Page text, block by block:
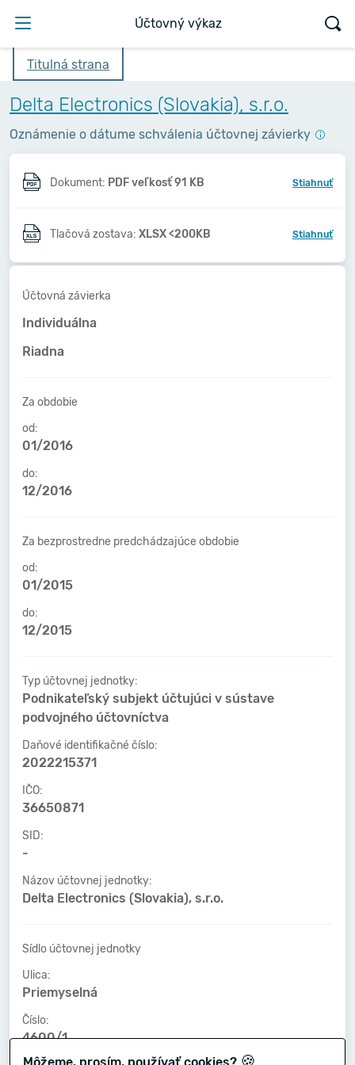
Účtovný výkaz
Titulná strana
Delta Electronics (Slovakia), s.r.o.
Oznámenie o dátume schválenia účtovnej závierky
Dokument: PDF veľkosť 91 KB Stiahnuť
Tlačová zostava: XLSX <200KB Stiahnuť
Účtovná závierka
Individuálna
Riadna
Za obdobie
od:
01/2016
do:
12/2016
Za bezprostredne predchádzajúce obdobie
od:
01/2015
do:
12/2015
Typ účtovnej jednotky:
Podnikateľský subjekt účtujúci v sústave
podvojného účtovníctva
Daňové identifikačné číslo:
2022215371
IČO:
36650871
SID:
-
Názov účtovnej jednotky:
Delta Electronics (Slovakia), s.r.o.
Sídlo účtovnej jednotky
Ulica:
Priemyselná
Číslo:
4600/1
🍪